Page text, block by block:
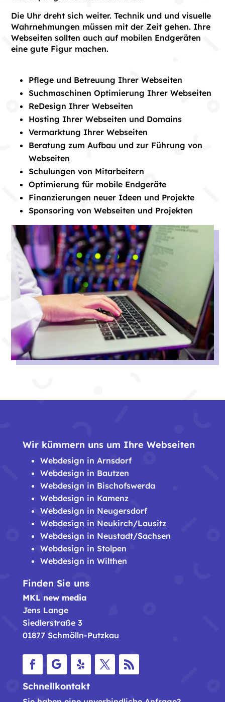
Die Uhr dreht sich weiter. Technik und und visuelle
Wahrnehmungen müssen mit der Zeit gehen. Ihre
Webseiten sollten auch auf mobilen Endgeräten
eine gute Figur machen.
Pflege und Betreuung Ihrer Webseiten
Suchmaschinen Optimierung Ihrer Webseiten
ReDesign Ihrer Webseiten
Hosting Ihrer Webseiten und Domains
Vermarktung Ihrer Webseiten
Beratung zum Aufbau und zur Führung von
Webseiten
Schulungen von Mitarbeitern
Optimierung für mobile Endgeräte
Finanzierungen neuer Ideen und Projekte
Sponsoring von Webseiten und Projekten
Wir kümmern uns um Ihre Webseiten
Webdesign in Arnsdorf
Webdesign in Bautzen
Webdesign in Bischofswerda
Webdesign in Kamenz
Webdesign in Neugersdorf
Webdesign in Neukirch/Lausitz
Webdesign in Neustadt/Sachsen
Webdesign in Stolpen
Webdesign in Wilthen
Finden Sie uns
MKL new media
Jens Lange
Siedlerstraße 3
01877 Schmölln-Putzkau
Schnellkontakt